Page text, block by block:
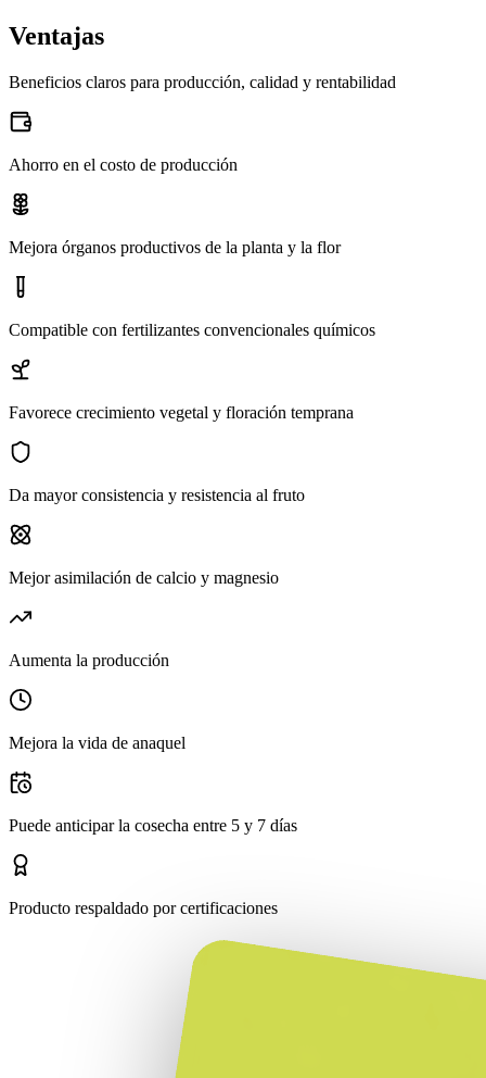
Ventajas
Beneficios claros para producción, calidad y rentabilidad
Ahorro en el costo de producción
Mejora órganos productivos de la planta y la flor
Compatible con fertilizantes convencionales químicos
Favorece crecimiento vegetal y floración temprana
Da mayor consistencia y resistencia al fruto
Mejor asimilación de calcio y magnesio
Aumenta la producción
Mejora la vida de anaquel
Puede anticipar la cosecha entre 5 y 7 días
Producto respaldado por certificaciones